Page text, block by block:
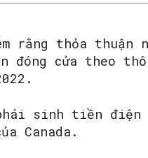
rằng thỏa thuận
đóng cửa theo
sinh tiền điện
Canada.